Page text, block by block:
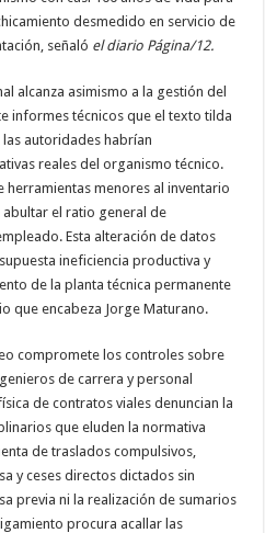
desmedido en servicio de
señaló el diario Página/12.
alcanza asimismo a la gestión del
informes técnicos que el texto tilda
autoridades habrían
reales del organismo técnico.
menores al inventario
el ratio general de
Esta alteración de datos
ineficiencia productiva y
de la planta técnica permanente
que encabeza Jorge Maturano.
compromete los controles sobre
de carrera y personal
de contratos viales denuncian la
que eluden la normativa
de traslados compulsivos,
y ceses directos dictados sin
previa ni la realización de sumarios
procura acallar las